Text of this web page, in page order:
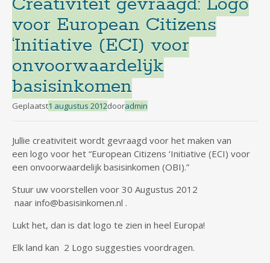
voor European Citizens
‘Initiative (ECI) voor
onvoorwaardelijk
basisinkomen
Geplaatst1 augustus 2012dooradmin
Jullie creativiteit wordt gevraagd voor het maken van
een logo voor het “European Citizens ‘Initiative (ECI) voor
een onvoorwaardelijk basisinkomen (OBI).”
Stuur uw voorstellen voor 30 Augustus 2012
naar info@basisinkomen.nl .
Lukt het, dan is dat logo te zien in heel Europa!
Elk land kan 2 Logo suggesties voordragen.